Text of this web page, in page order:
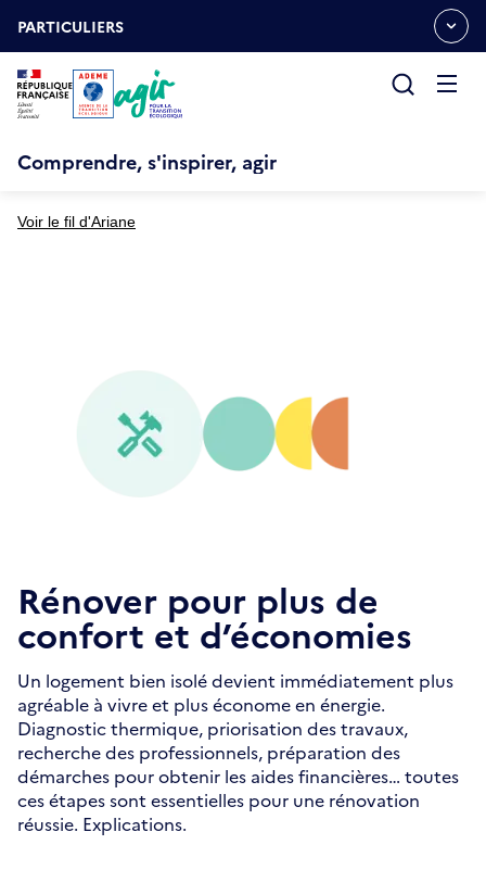
auOUVRIR
LE
MENU
ESPACE
PARTICULIERS
Comprendre, s'inspirer, agir
Voir le fil d'Ariane
Rénover pour plus de
confort et d’économies
Un logement bien isolé devient immédiatement plus
agréable à vivre et plus économe en énergie.
Diagnostic thermique, priorisation des travaux,
recherche des professionnels, préparation des
démarches pour obtenir les aides financières… toutes
ces étapes sont essentielles pour une rénovation
réussie. Explications.